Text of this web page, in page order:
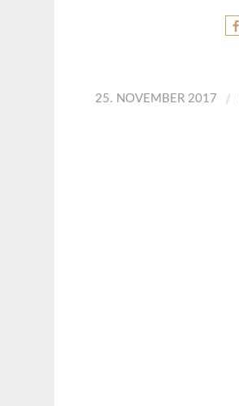
25. NOVEMBER 2017 /